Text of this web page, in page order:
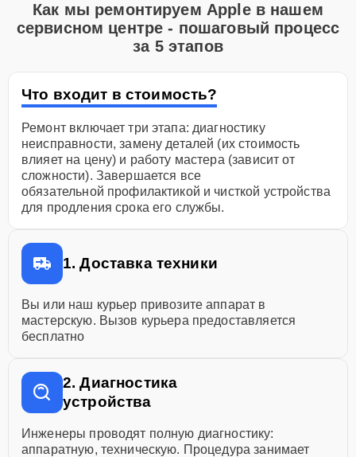
Как мы ремонтируем Apple в нашем
сервисном центре - пошаговый процесс
за 5 этапов
Что входит в стоимость?
Ремонт включает три этапа: диагностику
неисправности, замену деталей (их стоимость
влияет на цену) и работу мастера (зависит от
сложности). Завершается все
обязательной профилактикой и чисткой устройства
для продления срока его службы.
1. Доставка техники
Вы или наш курьер привозите аппарат в
мастерскую. Вызов курьера предоставляется
бесплатно
2. Диагностика
устройства
Инженеры проводят полную диагностику:
аппаратную, техническую. Процедура занимает